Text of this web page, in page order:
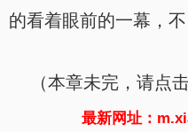
的看着眼前的一幕，不
（本章未完，请点击
最新网址：